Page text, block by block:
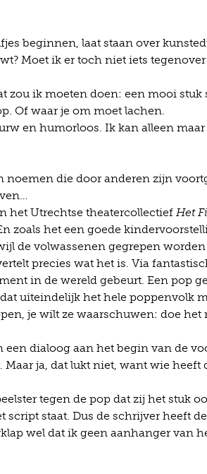
beginnen, laat staan over
Moet ik er toch niet iets
zou ik moeten doen: een mooi stuk
Of waar je om moet lachen.
en humorloos. Ik kan alleen
die door anderen zijn
het Utrechtse theatercollectief Het
zoals het een goede
de volwassenen gegrepen
precies wat het is. Via
in de wereld gebeurt. Een pop
uiteindelijk het hele poppenvolk
je wilt ze waarschuwen: doe het
dialoog aan het begin van de
ja, dat lukt niet, want wie heeft
tegen de pop dat zij het stuk
script staat. Dus de schrijver heeft
wel dat ik geen aanhanger van